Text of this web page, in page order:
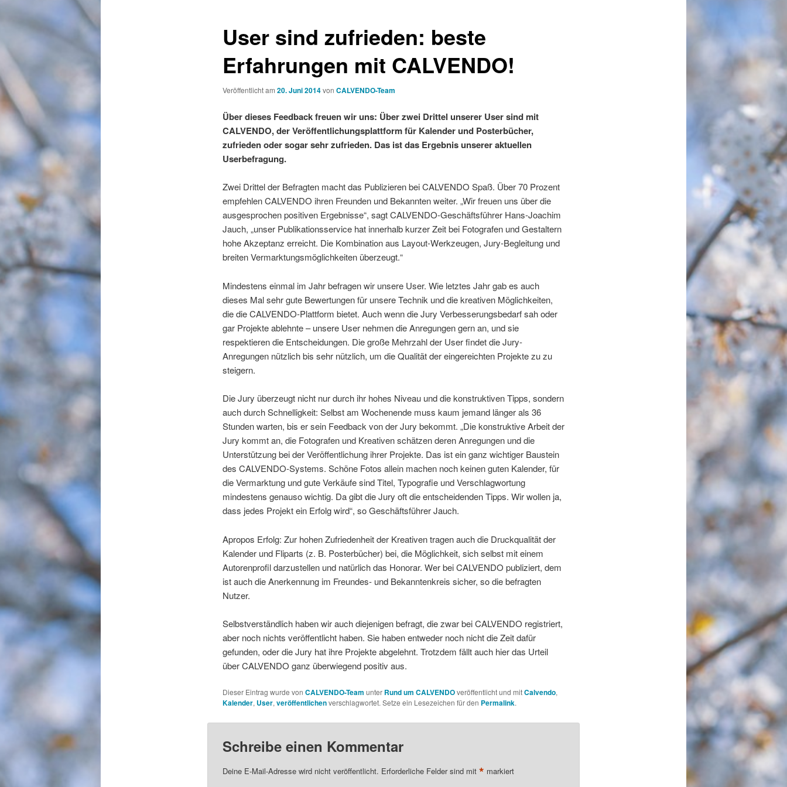
User sind zufrieden: beste
Erfahrungen mit CALVENDO!
Veröffentlicht am 20. Juni 2014von CALVENDO-Team
Über dieses Feedback freuen wir uns: Über zwei Drittel unserer User sind mit
CALVENDO, der Veröffentlichungsplattform für Kalender und Posterbücher,
zufrieden oder sogar sehr zufrieden. Das ist das Ergebnis unserer aktuellen
Userbefragung.
Zwei Drittel der Befragten macht das Publizieren bei CALVENDO Spaß. Über 70 Prozent
empfehlen CALVENDO ihren Freunden und Bekannten weiter. „Wir freuen uns über die
ausgesprochen positiven Ergebnisse“, sagt CALVENDO-Geschäftsführer Hans-Joachim
Jauch, „unser Publikationsservice hat innerhalb kurzer Zeit bei Fotografen und Gestaltern
hohe Akzeptanz erreicht. Die Kombination aus Layout-Werkzeugen, Jury-Begleitung und
breiten Vermarktungsmöglichkeiten überzeugt.“
Mindestens einmal im Jahr befragen wir unsere User. Wie letztes Jahr gab es auch
dieses Mal sehr gute Bewertungen für unsere Technik und die kreativen Möglichkeiten,
die die CALVENDO-Plattform bietet. Auch wenn die Jury Verbesserungsbedarf sah oder
gar Projekte ablehnte – unsere User nehmen die Anregungen gern an, und sie
respektieren die Entscheidungen. Die große Mehrzahl der User findet die Jury-
Anregungen nützlich bis sehr nützlich, um die Qualität der eingereichten Projekte zu zu
steigern.
Die Jury überzeugt nicht nur durch ihr hohes Niveau und die konstruktiven Tipps, sondern
auch durch Schnelligkeit: Selbst am Wochenende muss kaum jemand länger als 36
Stunden warten, bis er sein Feedback von der Jury bekommt. „Die konstruktive Arbeit der
Jury kommt an, die Fotografen und Kreativen schätzen deren Anregungen und die
Unterstützung bei der Veröffentlichung ihrer Projekte. Das ist ein ganz wichtiger Baustein
des CALVENDO-Systems. Schöne Fotos allein machen noch keinen guten Kalender, für
die Vermarktung und gute Verkäufe sind Titel, Typografie und Verschlagwortung
mindestens genauso wichtig. Da gibt die Jury oft die entscheidenden Tipps. Wir wollen ja,
dass jedes Projekt ein Erfolg wird“, so Geschäftsführer Jauch.
Apropos Erfolg: Zur hohen Zufriedenheit der Kreativen tragen auch die Druckqualität der
Kalender und Fliparts (z. B. Posterbücher) bei, die Möglichkeit, sich selbst mit einem
Autorenprofil darzustellen und natürlich das Honorar. Wer bei CALVENDO publiziert, dem
ist auch die Anerkennung im Freundes- und Bekanntenkreis sicher, so die befragten
Nutzer.
Selbstverständlich haben wir auch diejenigen befragt, die zwar bei CALVENDO registriert,
aber noch nichts veröffentlicht haben. Sie haben entweder noch nicht die Zeit dafür
gefunden, oder die Jury hat ihre Projekte abgelehnt. Trotzdem fällt auch hier das Urteil
über CALVENDO ganz überwiegend positiv aus.
Dieser Eintrag wurde von CALVENDO-Team unter Rund um CALVENDOveröffentlicht und mitCalvendo,
Kalender, User, veröffentlichenverschlagwortet. Setze ein Lesezeichen für den Permalink.
Schreibe einen Kommentar
Deine E-Mail-Adresse wird nicht veröffentlicht. Erforderliche Felder sind mit * markiert